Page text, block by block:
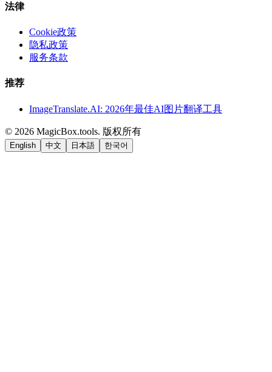
法律
Cookie政策
隐私政策
服务条款
推荐
ImageTranslate.AI: 2026年最佳AI图片翻译工具
© 2026 MagicBox.tools. 版权所有
English 中文 日本語 한국어